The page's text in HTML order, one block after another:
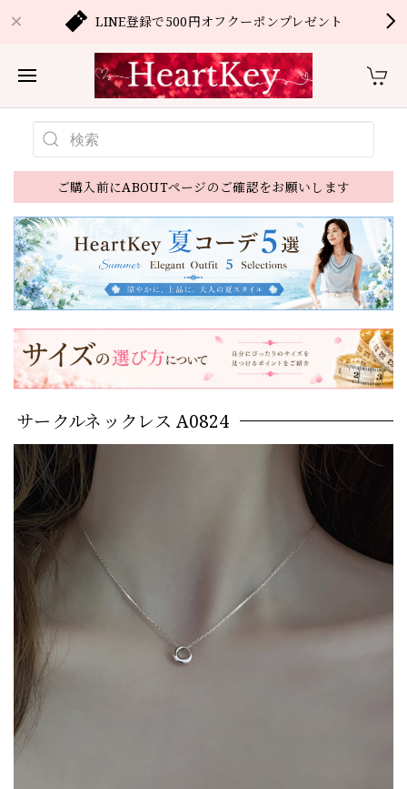
LINE登録で500円オフクーポンプレゼント
ご購入前にABOUTページのご確認をお願いします
サークルネックレス A0824